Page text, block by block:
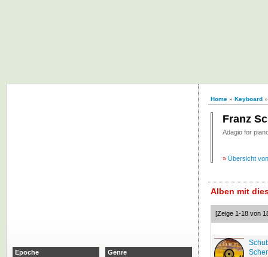
Home » Keyboard
Franz
Adagio for
» Übersicht
Alben mit
[Zeige 1-18 von
Epoche
Genre